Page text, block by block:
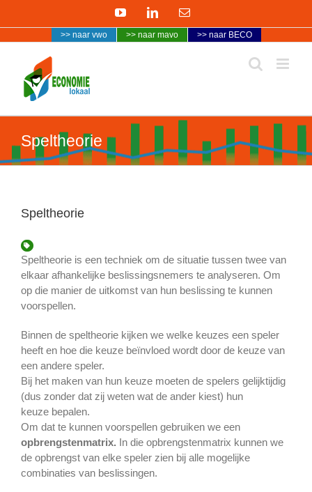
YouTubeLinkedInE-
>> naar vwo >> naar mavo >> naar BECO
Speltheorie
Speltheorie
Speltheorie is een techniek om de situatie tussen twee van
elkaar afhankelijke beslissingsnemers te analyseren. Om
op die manier de uitkomst van hun beslissing te kunnen
voorspellen.
Binnen de speltheorie kijken we welke keuzes een speler
heeft en hoe die keuze beïnvloed wordt door de keuze van
een andere speler.
Bij het maken van hun keuze moeten de spelers gelijktijdig
(dus zonder dat zij weten wat de ander kiest) hun
keuze bepalen.
Om dat te kunnen voorspellen gebruiken we een
opbrengstenmatrix. In die opbrengstenmatrix kunnen we
de opbrengst van elke speler zien bij alle mogelijke
combinaties van beslissingen.